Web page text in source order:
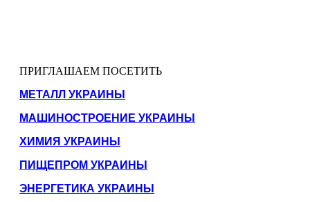
ПРИГЛАШАЕМ ПОСЕТИТЬ
МЕТАЛЛ УКРАИНЫ
МАШИНОСТРОЕНИЕ УКРАИНЫ
ХИМИЯ УКРАИНЫ
ПИЩЕПРОМ УКРАИНЫ
ЭНЕРГЕТИКА УКРАИНЫ